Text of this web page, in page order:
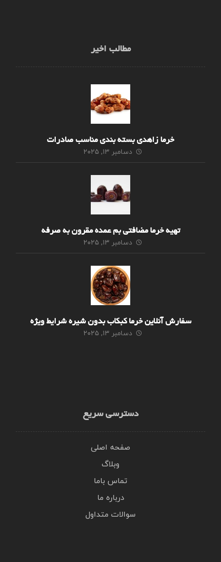
مطالب اخیر
خرما زاهدی بسته بندی مناسب صادرات
دسامبر ۱۳, ۲۰۲۵
تهیه خرما مضافتی بم عمده مقرون به صرفه
دسامبر ۱۳, ۲۰۲۵
سفارش آنلاین خرما کبکاب بدون شیره شرایط ویژه
دسامبر ۱۳, ۲۰۲۵
دسترسی سریع
صفحه اصلی
وبلاگ
تماس باما
درباره ما
سوالات متداول